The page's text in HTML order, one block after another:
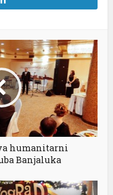
humanitarni
Banjaluka